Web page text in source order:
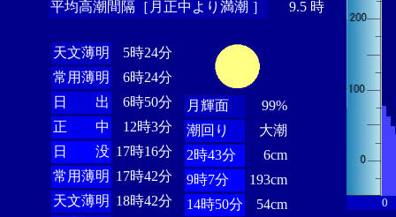
平均高潮間隔［月正中より満潮 ］
9.5 時
天文薄明
5時24分
常用薄明
6時24分
日 出
6時50分
正 中
12時3分
日 没 17時16分
常用薄明 17時42分
天文薄明 18時42分
月輝面
99%
潮回り
大潮
2時43分
6cm
9時7分
193cm
14時50分
54cm
0